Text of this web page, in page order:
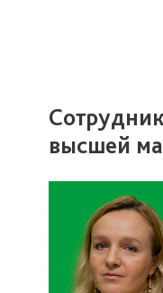
высшей